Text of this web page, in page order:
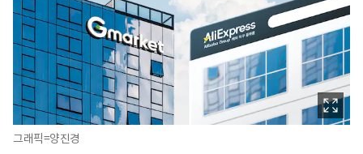
그래픽=양진경